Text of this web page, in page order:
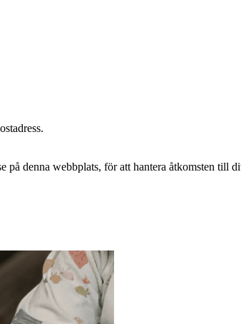
denna webbplats, för att hantera åtkomsten till